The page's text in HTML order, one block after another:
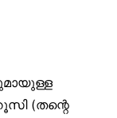
(തന്റെ